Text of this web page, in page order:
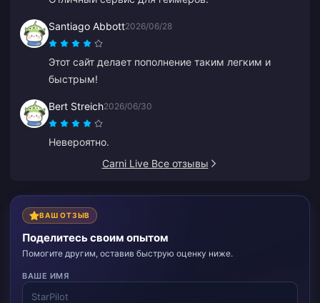
Santiago Abbott2026/06/28
Этот сайт делает пополнение таким легким и
быстрым!
Bert Streich2026/06/30
Невероятно.
Carni Live Все отзывы
ВАШ ОТЗЫВ
Поделитесь своим опытом
Помогите другим, оставив быструю оценку ниже.
ВАШЕ ИМЯ